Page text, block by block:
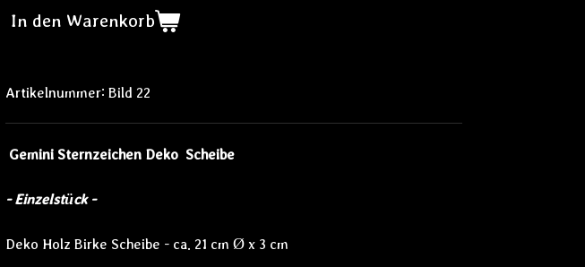
In den Warenkorb
Artikelnummer: Bild 22
Gemini Sternzeichen Deko Scheibe
- Einzelstück -
Deko Holz Birke Scheibe - ca. 21 cm Ø x 3 cm